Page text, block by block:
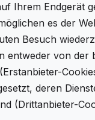
Ihrem Endgerät
es der
Besuch
entweder von der
deren
(Drittanbieter-